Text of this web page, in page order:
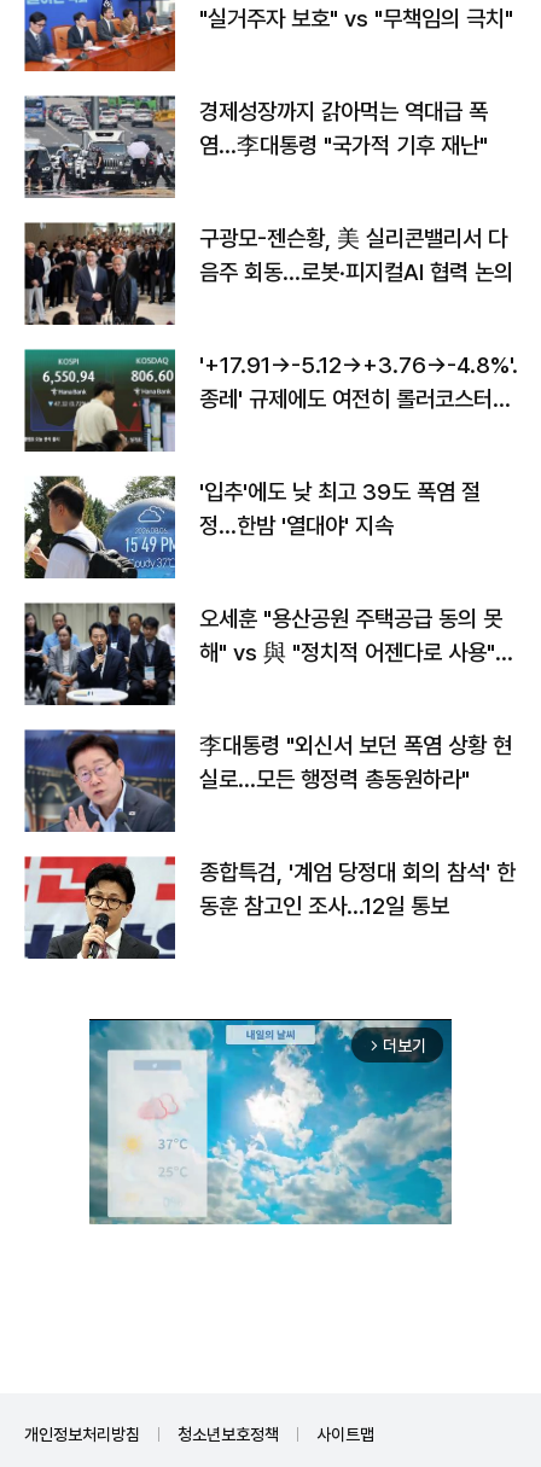
"실거주자 보호" vs "무책임의 극치"
경제성장까지 갉아먹는 역대급 폭
염…李대통령 "국가적 기후 재난"
구광모-젠슨황, 美 실리콘밸리서 다
음주 회동…로봇·피지컬AI 협력 논의
'+17.91→-5.12→+3.76→-4.8%'…'
종레' 규제에도 여전히 롤러코스터
'입추'에도 낮 최고 39도 폭염 절
정…한밤 '열대야' 지속
오세훈 "용산공원 주택공급 동의 못
해" vs 與 "정치적 어젠다로 사용"
李대통령 "외신서 보던 폭염 상황 현
실로…모든 행정력 총동원하라"
종합특검, '계엄 당정대 회의 참석' 한
동훈 참고인 조사...12일 통보
arrow_forward_ios 더보기
개인정보처리방침 청소년보호정책 사이트맵